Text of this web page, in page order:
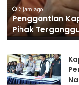
Karhutla
4 jam ago
Polres
Kekeringan dan